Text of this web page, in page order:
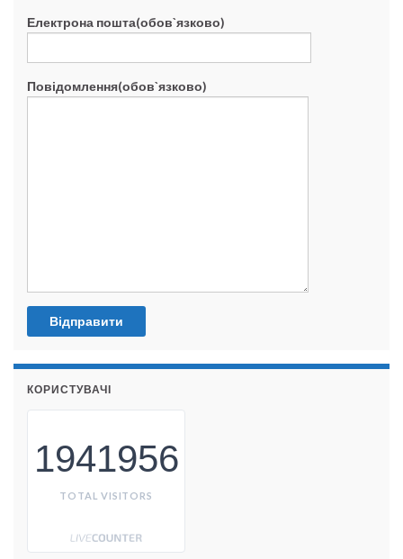
Електрона пошта(обов`язково)
Повідомлення(обов`язково)
КОРИСТУВАЧІ
1941956
TOTAL VISITORS